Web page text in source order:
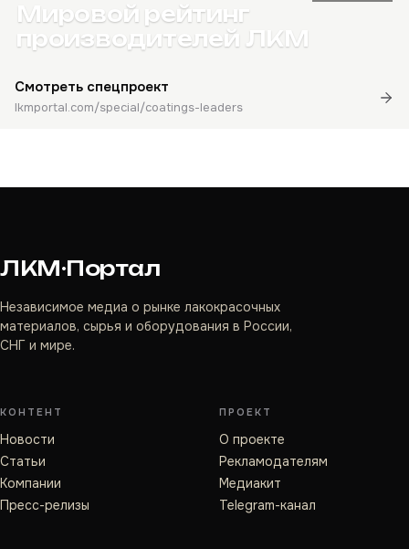
Мировой рейтинг
производителей ЛКМ
Смотреть спецпроект
lkmportal.com/special/coatings-leaders
ЛКМ·Портал
Независимое медиа о рынке лакокрасочных
материалов, сырья и оборудования в России,
СНГ и мире.
КОНТЕНТ
Новости
Статьи
Компании
Пресс-релизы
ПРОЕКТ
О проекте
Рекламодателям
Медиакит
Telegram-канал